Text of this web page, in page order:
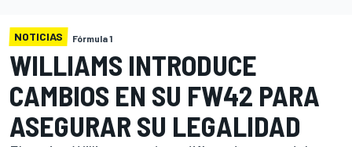
NOTICIAS Fórmula 1
WILLIAMS INTRODUCE
CAMBIOS EN SU FW42 PARA
ASEGURAR SU LEGALIDAD